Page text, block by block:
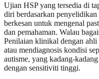
Ujian HSP yang tersedia di
diri berdasarkan
berkesan untuk mengenal
dan pemahaman. Walau
Penilaian klinikal dengan
atau mendiagnosis kondisi
autisme, yang kadang-
dengan sensitiviti tinggi.